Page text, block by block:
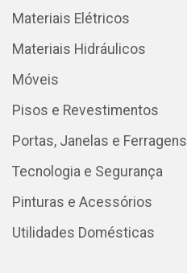
Materiais Elétricos
Materiais Hidráulicos
Móveis
Pisos e Revestimentos
Portas, Janelas e Ferragens
Tecnologia e Segurança
Pinturas e Acessórios
Utilidades Domésticas